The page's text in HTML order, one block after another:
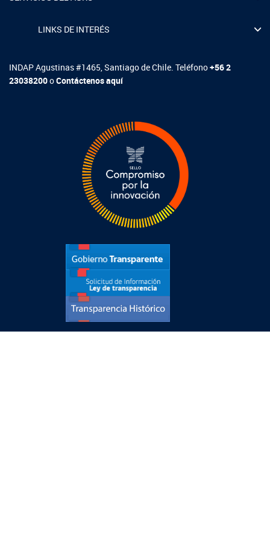
LINKS DE INTERÉS
INDAP Agustinas #1465, Santiago de Chile. Teléfono+56 2
23038200oContáctenos aquí